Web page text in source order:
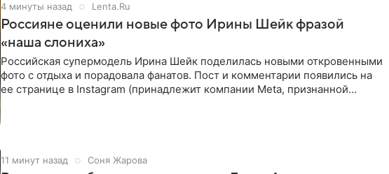
4 минуты назад Lenta.Ru
Россияне оценили новые фото Ирины Шейк фразой
«наша слониха»
Российская супермодель Ирина Шейк поделилась новыми откровенными
фото с отдыха и порадовала фанатов. Пост и комментарии появились на
ее странице в Instagram (принадлежит компании Meta, признанной
11 минут назад Соня Жарова